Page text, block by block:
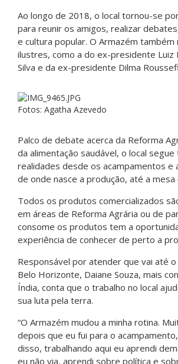
Ao longo de 2018, o local tornou-se
para reunir os amigos, realizar
e cultura popular. O Armazém
ilustres, como a do ex-presidente Luiz
Silva e da ex-presidente Dilma
Fotos: Agatha Azevedo
Palco de debate acerca da Reforma
da alimentação saudável, o local
realidades desde os acampamentos e
de onde nasce a produção, até a mesa
Todos os produtos comercializados
em áreas de Reforma Agrária ou de
consome os produtos tem a
experiência de conhecer de perto a
Responsável por atender que vai até
Belo Horizonte, Daiane Souza, mais
Índia, conta que o trabalho no local
sua luta pela terra.
“O Armazém mudou a minha rotina.
depois que eu fui para o
disso, trabalhando aqui eu aprendi
eu não via, aprendi sobre política e